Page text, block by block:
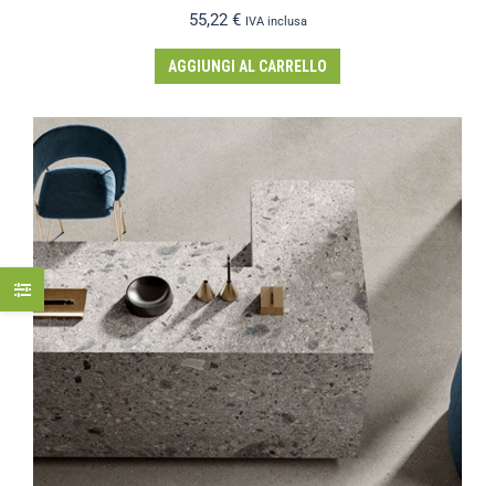
55,22 € IVA inclusa
AGGIUNGI AL CARRELLO